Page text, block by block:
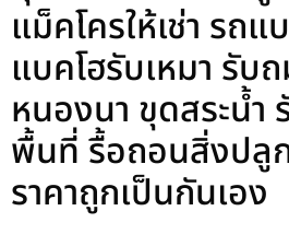
แม็คโครให้เช่า รถแ
แบคโฮรับเหมา รับ
หนองนา ขุดสระน้ำ
พื้นที่ รื้อถอนสิ่งปลู
ราคาถูกเป็นกันเอง